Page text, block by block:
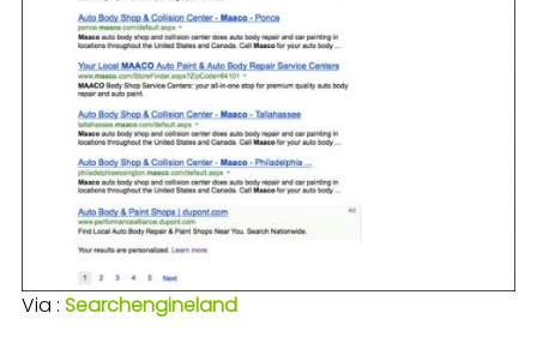
Via : Searchengineland